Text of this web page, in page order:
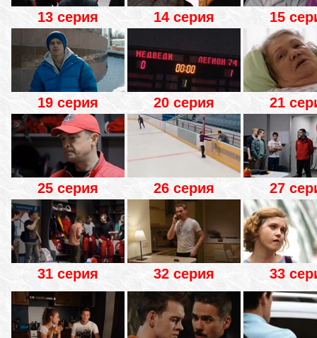
13 серия 14 серия 15
19 серия 20 серия 21
25 серия 26 серия 27
31 серия 32 серия 33